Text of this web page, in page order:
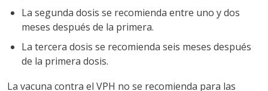
La segunda dosis se recomienda entre uno y dos
meses después de la primera.
La tercera dosis se recomienda seis meses después
de la primera dosis.
La vacuna contra el VPH no se recomienda para las